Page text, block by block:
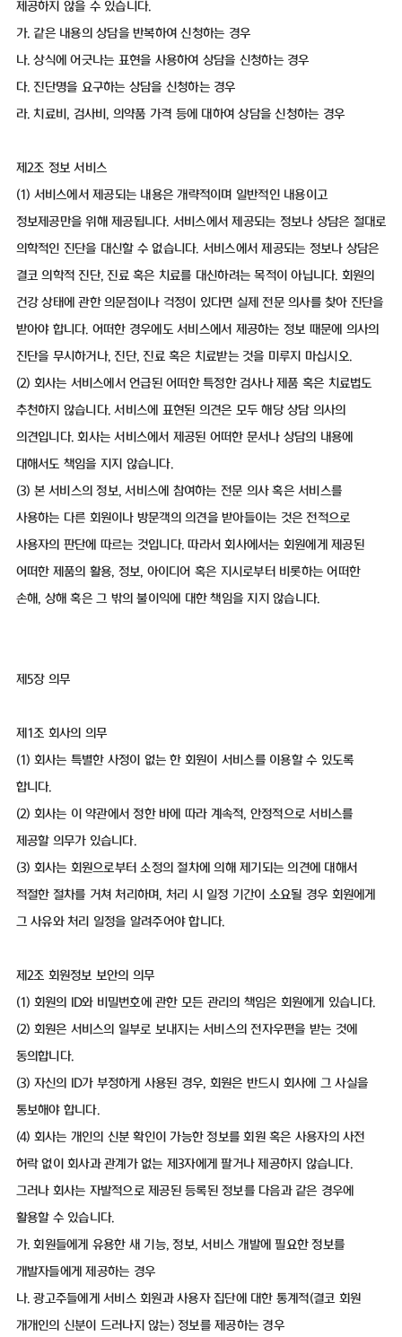
제공하지 않을 수 있습니다.
가. 같은 내용의 상담을 반복하여 신청하는 경우
나. 상식에 어긋나는 표현을 사용하여 상담을 신청하는 경우
다. 진단명을 요구하는 상담을 신청하는 경우
라. 치료비, 검사비, 의약품 가격 등에 대하여 상담을 신청하는 경우
제2조 정보 서비스
(1) 서비스에서 제공되는 내용은 개략적이며 일반적인 내용이고
정보제공만을 위해 제공됩니다. 서비스에서 제공되는 정보나 상담은 절대로
의학적인 진단을 대신할 수 없습니다. 서비스에서 제공되는 정보나 상담은
결코 의학적 진단, 진료 혹은 치료를 대신하려는 목적이 아닙니다. 회원의
건강 상태에 관한 의문점이나 걱정이 있다면 실제 전문 의사를 찾아 진단을
받아야 합니다. 어떠한 경우에도 서비스에서 제공하는 정보 때문에 의사의
진단을 무시하거나, 진단, 진료 혹은 치료받는 것을 미루지 마십시오.
(2) 회사는 서비스에서 언급된 어떠한 특정한 검사나 제품 혹은 치료법도
추천하지 않습니다. 서비스에 표현된 의견은 모두 해당 상담 의사의
의견입니다. 회사는 서비스에서 제공된 어떠한 문서나 상담의 내용에
대해서도 책임을 지지 않습니다.
(3) 본 서비스의 정보, 서비스에 참여하는 전문 의사 혹은 서비스를
사용하는 다른 회원이나 방문객의 의견을 받아들이는 것은 전적으로
사용자의 판단에 따르는 것입니다. 따라서 회사에서는 회원에게 제공된
어떠한 제품의 활용, 정보, 아이디어 혹은 지시로부터 비롯하는 어떠한
손해, 상해 혹은 그 밖의 불이익에 대한 책임을 지지 않습니다.
제5장 의무
제1조 회사의 의무
(1) 회사는 특별한 사정이 없는 한 회원이 서비스를 이용할 수 있도록
합니다.
(2) 회사는 이 약관에서 정한 바에 따라 계속적, 안정적으로 서비스를
제공할 의무가 있습니다.
(3) 회사는 회원으로부터 소정의 절차에 의해 제기되는 의견에 대해서
적절한 절차를 거쳐 처리하며, 처리 시 일정 기간이 소요될 경우 회원에게
그 사유와 처리 일정을 알려주어야 합니다.
제2조 회원정보 보안의 의무
(1) 회원의 ID와 비밀번호에 관한 모든 관리의 책임은 회원에게 있습니다.
(2) 회원은 서비스의 일부로 보내지는 서비스의 전자우편을 받는 것에
동의합니다.
(3) 자신의 ID가 부정하게 사용된 경우, 회원은 반드시 회사에 그 사실을
통보해야 합니다.
(4) 회사는 개인의 신분 확인이 가능한 정보를 회원 혹은 사용자의 사전
허락 없이 회사과 관계가 없는 제3자에게 팔거나 제공하지 않습니다.
그러나 회사는 자발적으로 제공된 등록된 정보를 다음과 같은 경우에
활용할 수 있습니다.
가. 회원들에게 유용한 새 기능, 정보, 서비스 개발에 필요한 정보를
개발자들에게 제공하는 경우
나. 광고주들에게 서비스 회원과 사용자 집단에 대한 통계적(결코 회원
개개인의 신분이 드러나지 않는) 정보를 제공하는 경우